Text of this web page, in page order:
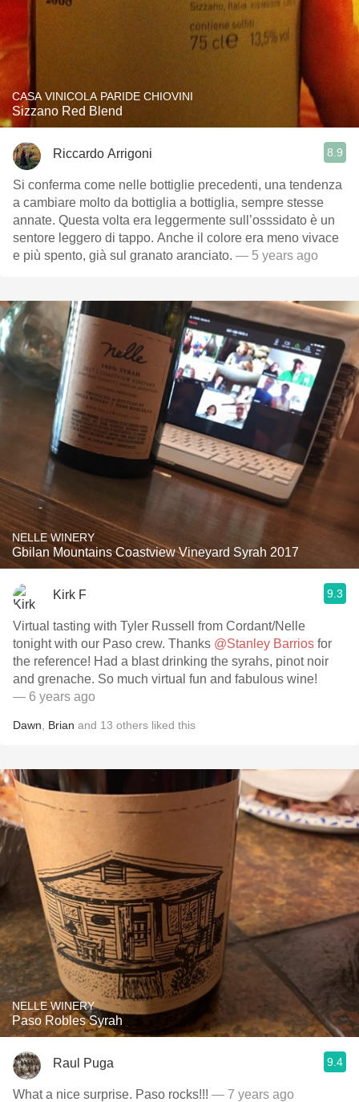
CASA VINICOLA PARIDE CHIOVINI
Sizzano Red Blend
Riccardo Arrigoni 8.9
Si conferma come nelle bottiglie precedenti, una tendenza
a cambiare molto da bottiglia a bottiglia, sempre stesse
annate. Questa volta era leggermente sull’osssidato è un
sentore leggero di tappo. Anche il colore era meno vivace
e più spento, già sul granato aranciato. — 5 years ago
NELLE WINERY
Gbilan Mountains Coastview Vineyard Syrah 2017
Kirk F 9.3
Virtual tasting with Tyler Russell from Cordant/Nelle
tonight with our Paso crew. Thanks @Stanley Barrios for
the reference! Had a blast drinking the syrahs, pinot noir
and grenache. So much virtual fun and fabulous wine!
— 6 years ago
Dawn Brian and 13 others liked this
NELLE WINERY
Paso Robles Syrah
Raul Puga 9.4
What a nice surprise. Paso rocks!!! — 7 years ago